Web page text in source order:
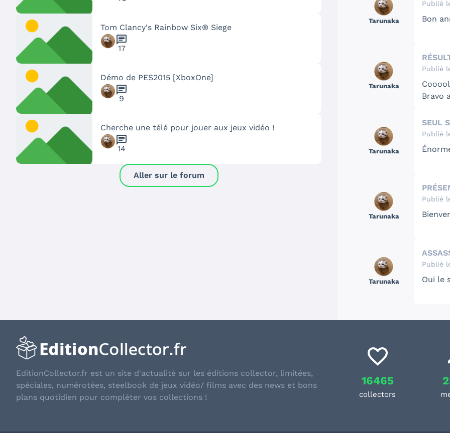
Tarunaka
Publié
Bon
Tarunaka
Publié
Bravo
Tarunaka
SEUL
Publié
Tarunaka
Publié
Tarunaka
Publié
Oui le
Tom Clancy's Rainbow Six® Siege
chat
17
Démo de PES2015 [XboxOne]
chat
9
Cherche une télé pour jouer aux jeux vidéo !
chat
14
Aller sur le forum
EditionCollector.fr est un site d'actualité sur les éditions collector, limitées,
spéciales, numérotées, steelbook de jeux vidéo/ films avec des news et bons
plans quotidien pour compléter vos collections !
16465
collectors